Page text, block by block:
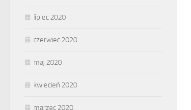
lipiec 2020
czerwiec 2020
maj 2020
kwiecień 2020
marzec 2020